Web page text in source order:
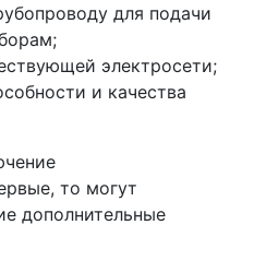
для подачи
электросети;
и качества
то могут
дополнительные